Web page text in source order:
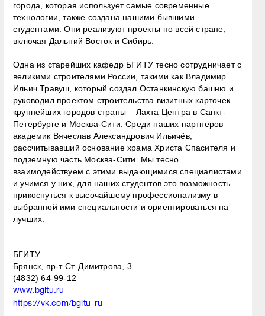
города, которая использует самые современные
технологии, также создана нашими бывшими
студентами. Они реализуют проекты по всей стране,
включая Дальний Восток и Сибирь.
Одна из старейших кафедр БГИТУ тесно сотрудничает с
великими строителями России, такими как Владимир
Ильич Травуш, который создал Останкинскую башню и
руководил проектом строительства визитных карточек
крупнейших городов страны – Лахта Центра в Санкт-
Петербурге и Москва-Сити. Среди наших партнёров
академик Вячеслав Александрович Ильичёв,
рассчитывавший основание храма Христа Спасителя и
подземную часть Москва-Сити. Мы тесно
взаимодействуем с этими выдающимися специалистами
и учимся у них, для наших студентов это возможность
прикоснуться к высочайшему профессионализму в
выбранной ими специальности и ориентироваться на
лучших.
БГИТУ
Брянск, пр-т Ст. Димитрова, 3
(4832) 64-99-12
www.bgitu.ru
https://vk.com/bgitu_ru